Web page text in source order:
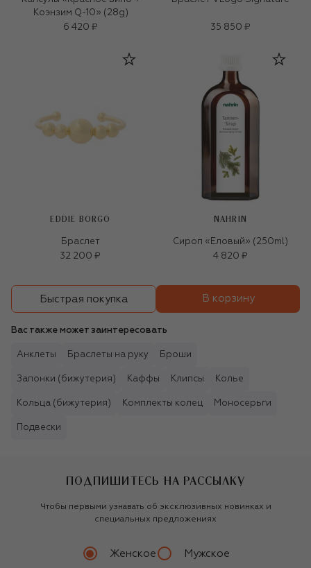
Коэнзим Q-10» (28g)
6 420 ₽
35 850 ₽
EDDIE BORGO
Браслет
32 200 ₽
NAHRIN
Сироп «Еловый» (250ml)
4 820 ₽
Быстрая покупка В корзину
Вас также может заинтересовать
Анклеты Браслеты на руку Броши
Запонки (бижутерия) Каффы Клипсы Колье
Кольца (бижутерия) Комплекты колец Моносерьги
Подвески
ПОДПИШИТЕСЬ НА РАССЫЛКУ
Чтобы первыми узнавать об эксклюзивных новинках и
специальных предложениях
Женское Мужское